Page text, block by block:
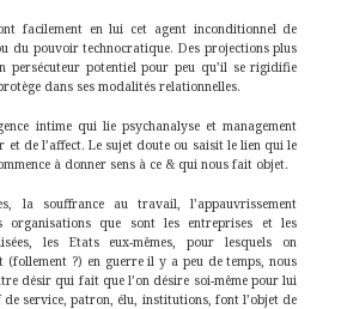
facilement en lui cet agent inconditionnel de
du pouvoir technocratique. Des projections plus
persécuteur potentiel pour peu qu’il se rigidifie
dans ses modalités relationnelles.
intime qui lie psychanalyse et management
et de l’affect. Le sujet doute ou saisit le lien qui le
à donner sens à ce & qui nous fait objet.
la souffrance au travail, l’appauvrissement
organisations que sont les entreprises et les
les Etats eux-mêmes, pour lesquels on
(follement ?) en guerre il y a peu de temps, nous
désir qui fait que l’on désire soi-même pour lui
service, patron, élu, institutions, font l’objet de